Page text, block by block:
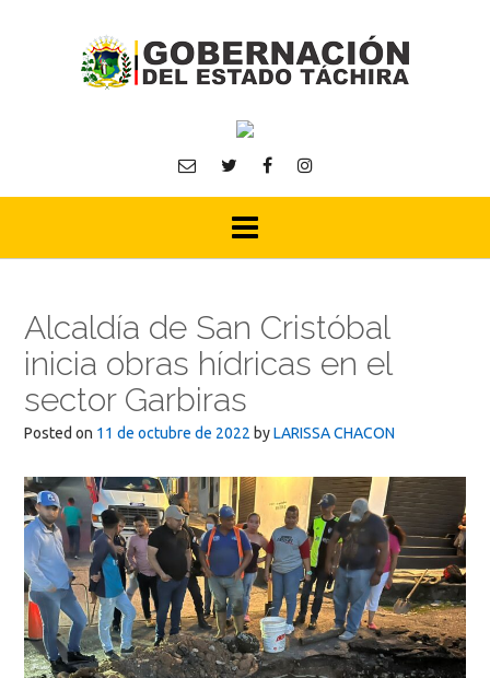
Alcaldía de San Cristóbal
inicia obras hídricas en el
sector Garbiras
Posted on 11 de octubre de 2022 byLARISSA CHACON